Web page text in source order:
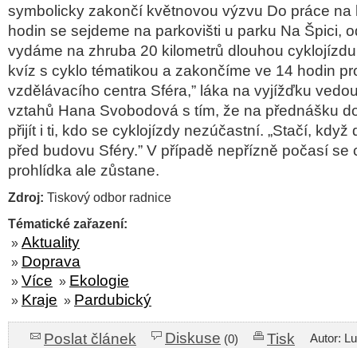
symbolicky zakončí květnovou výzvu Do práce na
hodin se sejdeme na parkovišti u parku Na Špici,
vydáme na zhruba 20 kilometrů dlouhou
kvíz s cyklo tématikou a zakončíme ve 14 hodin
vzdělávacího centra Sféra,” láka na vyjížďku
vztahů Hana Svobodová s tím, že na přednášku
přijít i ti, kdo se cyklojízdy nezúčastní. „Stačí, když
před budovu Sféry.” V případě nepřízně počasí se
prohlídka ale zůstane.
Zdroj: Tiskový odbor radnice
Tématické zařazení:
» Aktuality
» Doprava
» Více » Ekologie
» Kraje » Pardubický
Poslat článek Diskuse (0) Tisk
Autor: